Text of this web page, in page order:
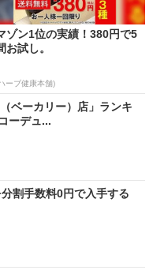
ゾン1位の実績！380円で5
お試し。
ーブ健康本舗)
ベーカリー）店」ランキ
ーデュ...
割手数料0円で入手する